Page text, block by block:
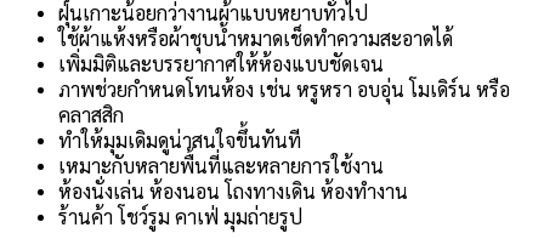
ฝุ่นเกาะน้อยกว่างานผ้าแบบหยาบทั่วไป
ใช้ผ้าแห้งหรือผ้าชุบน้ำหมาดเช็ดทำความสะอาดได้
เพิ่มมิติและบรรยากาศให้ห้องแบบชัดเจน
ภาพช่วยกำหนดโทนห้อง เช่น หรูหรา อบอุ่น โมเดิร์น หรือ
คลาสสิก
ทำให้มุมเดิมดูน่าสนใจขึ้นทันที
เหมาะกับหลายพื้นที่และหลายการใช้งาน
ห้องนั่งเล่น ห้องนอน โถงทางเดิน ห้องทำงาน
ร้านค้า โชว์รูม คาเฟ่ มุมถ่ายรูป